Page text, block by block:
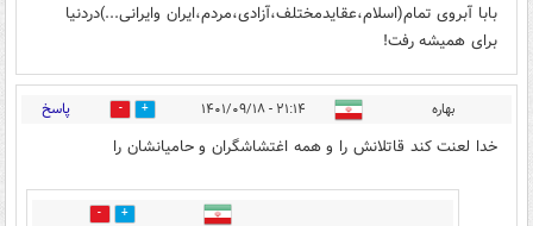
بابا آبروی تمام(اسلام،عقایدمختلف،آزادی،مردم،ایران وایرانی...)دردنیا
برای همیشه رفت!
بهاره ۲۱:۱۴ - ۱۴۰۱/۰۹/۱۸ 41 پاسخ
خدا لعنت کند قاتلانش را و همه اغتشاشگران و حامیانشان را
0